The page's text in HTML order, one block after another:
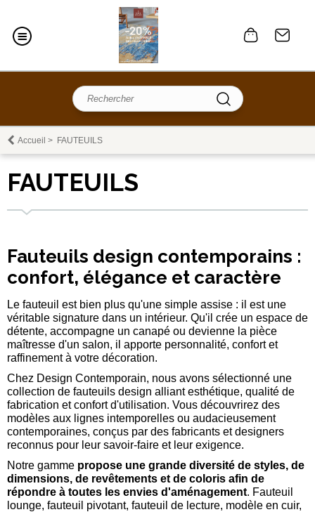
Accueil > FAUTEUILS
FAUTEUILS
Fauteuils design contemporains :
confort, élégance et caractère
Le fauteuil est bien plus qu'une simple assise : il est une
véritable signature dans un intérieur. Qu'il crée un espace de
détente, accompagne un canapé ou devienne la pièce
maîtresse d'un salon, il apporte personnalité, confort et
raffinement à votre décoration.
Chez Design Contemporain, nous avons sélectionné une
collection de fauteuils design alliant esthétique, qualité de
fabrication et confort d'utilisation. Vous découvrirez des
modèles aux lignes intemporelles ou audacieusement
contemporaines, conçus par des fabricants et designers
reconnus pour leur savoir-faire et leur exigence.
Notre gamme propose une grande diversité de styles, de
dimensions, de revêtements et de coloris afin de
répondre à toutes les envies d'aménagement. Fauteuil
lounge, fauteuil pivotant, fauteuil de lecture, modèle en cuir,